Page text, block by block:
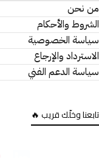
من نحن
الشروط والأحكام
سياسة الخصوصية
الاسترداد والإرجاع
سياسة الدعم الفني
تابعنا وخلّك قريب 🔥